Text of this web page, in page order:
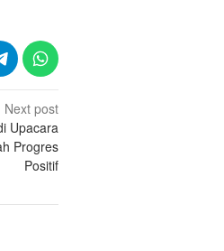
Next post
Upacara
Progres
Positif